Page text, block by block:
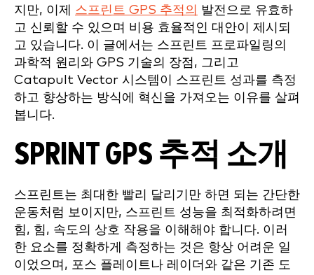
지만, 이제 스프린트 GPS 추적의
발전으로 유효하
고 신뢰할 수 있으며 비용 효율적인 대안이 제시되
고 있습니다. 이 글에서는 스프린트 프로파일링의
과학적 원리와 GPS 기술의 장점, 그리고
Catapult Vector 시스템이 스프린트 성과를 측정
하고 향상하는 방식에 혁신을 가져오는 이유를 살펴
봅니다.
SPRINT GPS 추적 소개
스프린트는 최대한 빨리 달리기만 하면 되는 간단한
운동처럼 보이지만, 스프린트 성능을 최적화하려면
힘, 힘, 속도의 상호 작용을 이해해야 합니다. 이러
한 요소를 정확하게 측정하는 것은 항상 어려운 일
이었으며, 포스 플레이트나 레이더와 같은 기존 도